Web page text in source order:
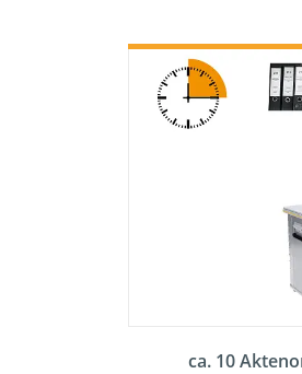
ca. 10